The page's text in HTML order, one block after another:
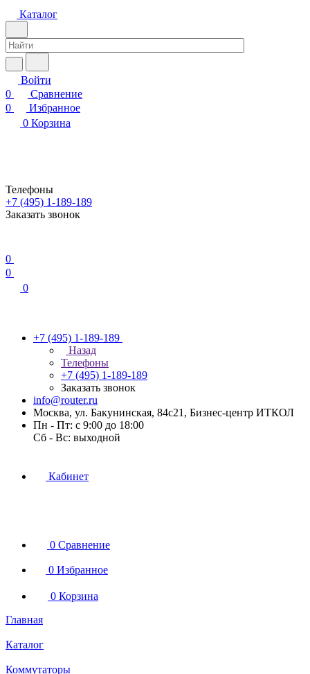
Каталог
Войти
0
Сравнение
0
Избранное
0 Корзина
Телефоны
+7 (495) 1-189-189
Заказать звонок
0
0
0
+7 (495) 1-189-189
Назад
Телефоны
+7 (495) 1-189-189
Заказать звонок
info@router.ru
Москва, ул. Бакунинская, 84с21, Бизнес-центр ИТКОЛ
Пн - Пт: с 9:00 до 18:00
Cб - Вс: выходной
Кабинет
0 Сравнение
0 Избранное
0 Корзина
Главная
Каталог
Коммутаторы